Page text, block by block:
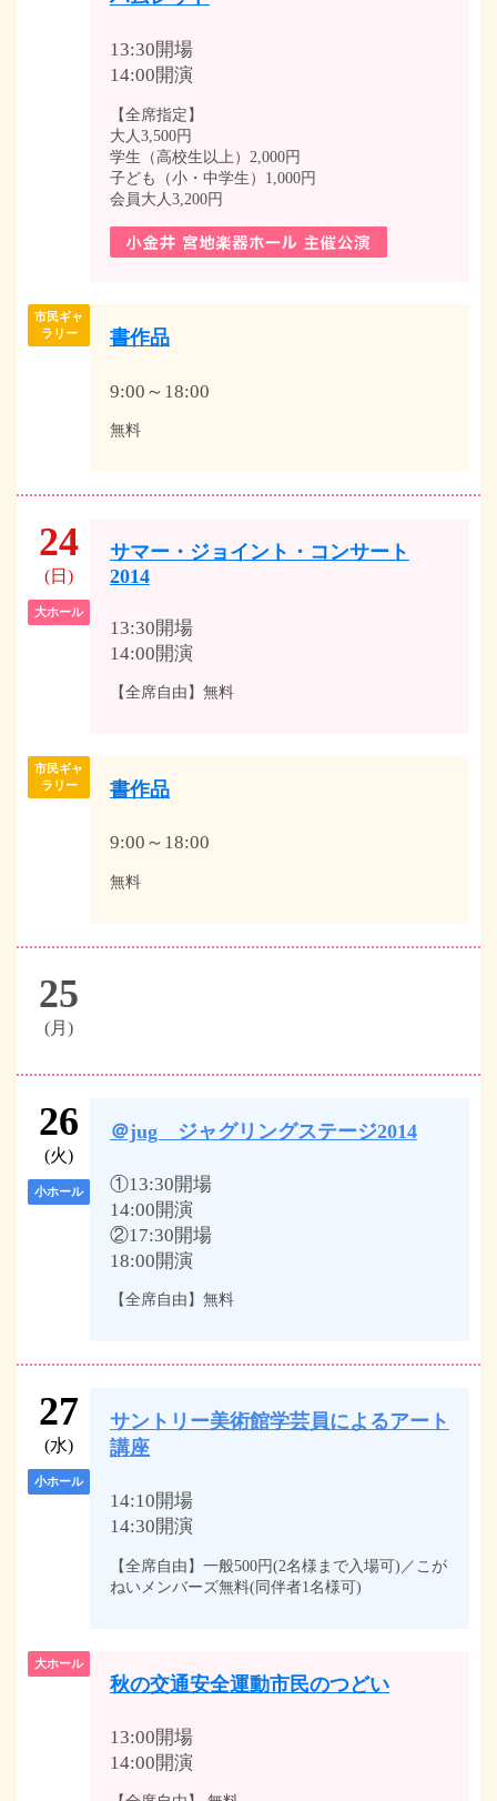
13:30開場
14:00開演
【全席指定】
大人3,500円
学生（高校生以上）2,000円
子ども（小・中学生）1,000円
会員大人3,200円
市民ギャ
ラリー
書作品
9:00～18:00
無料
24
(日)
大ホール
サマー・ジョイント・コンサート
2014
13:30開場
14:00開演
【全席自由】無料
市民ギャ
ラリー
書作品
9:00～18:00
無料
25
(月)
26
(火)
小ホール
＠jug ジャグリングステージ2014
①13:30開場
14:00開演
②17:30開場
18:00開演
【全席自由】無料
27
(水)
小ホール
サントリー美術館学芸員によるアート
講座
14:10開場
14:30開演
【全席自由】一般500円(2名様まで入場可)／こが
ねいメンバーズ無料(同伴者1名様可)
大ホール
秋の交通安全運動市民のつどい
13:00開場
14:00開演